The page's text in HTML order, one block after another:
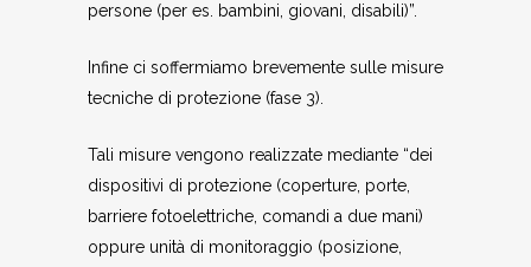
persone (per es. bambini, giovani, disabili)”.
Infine ci soffermiamo brevemente sulle misure
tecniche di protezione (fase 3).
Tali misure vengono realizzate mediante “dei
dispositivi di protezione (coperture, porte,
barriere fotoelettriche, comandi a due mani)
oppure unità di monitoraggio (posizione,